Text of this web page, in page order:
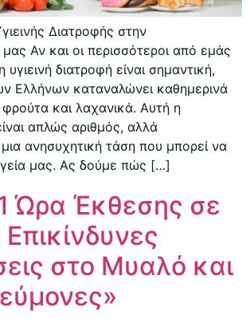
Διατροφής στην
Αν και οι περισσότεροι από εμάς
υγιεινή διατροφή είναι σημαντική,
Ελλήνων καταναλώνει καθημερινά
και λαχανικά. Αυτή η
απλώς αριθμός, αλλά
μια ανησυχητική τάση που μπορεί να
μας. Ας δούμε πώς […]
Ώρα Έκθεσης σε
στο Μυαλό και